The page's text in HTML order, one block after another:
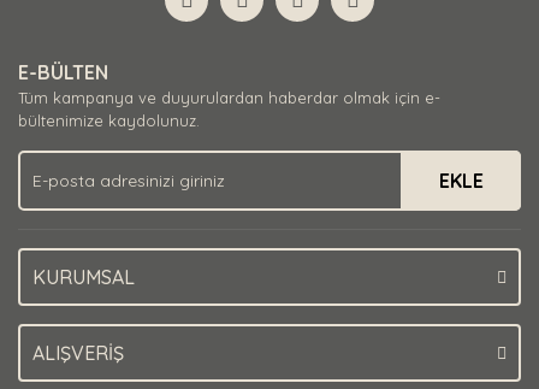
E-BÜLTEN
Tüm kampanya ve duyurulardan haberdar olmak için e-
bültenimize kaydolunuz.
EKLE
KURUMSAL
ALIŞVERİŞ